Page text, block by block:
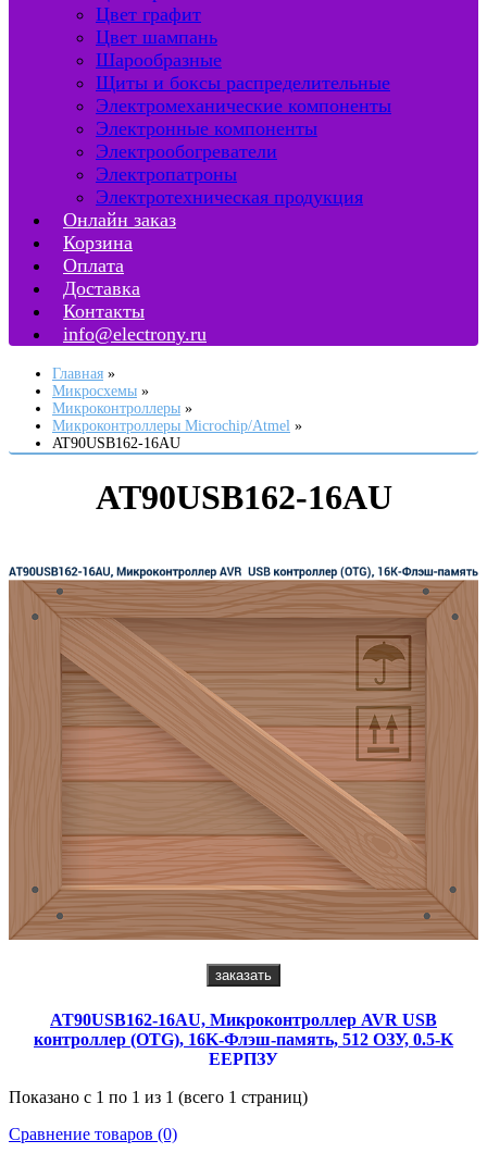
Цвет графит
Цвет шампань
Шарообразные
Щиты и боксы распределительные
Электромеханические компоненты
Электронные компоненты
Электрообогреватели
Электропатроны
Электротехническая продукция
Онлайн заказ
Корзина
Оплата
Доставка
Контакты
info@electrony.ru
Главная
Микросхемы
Микроконтроллеры
Микроконтроллеры Microchip/Atmel
AT90USB162-16AU
AT90USB162-16AU
заказать
AT90USB162-16AU, Микроконтроллер AVR USB
контроллер (OTG), 16K-Флэш-память, 512 ОЗУ, 0.5-K
EEPПЗУ
Показано с 1 по 1 из 1 (всего 1 страниц)
Сравнение товаров (0)